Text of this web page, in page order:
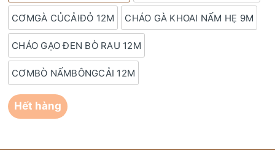
CƠMGÀ CỦCẢIĐỎ 12M CHÁO GÀ KHOAI NẤM HẸ 9M
CHÁO GẠO ĐEN BÒ RAU 12M
CƠMBÒ NẤMBÔNGCẢI 12M
Hết hàng